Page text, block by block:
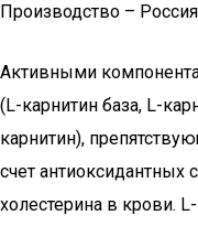
Производство –
Активными
(L-карнитин база, L-
карнитин),
счет антиоксидантных
холестерина в крови.